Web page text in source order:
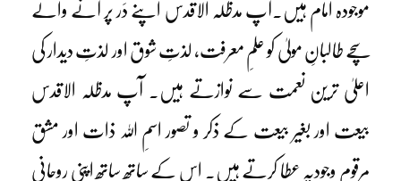
موجودہ امام ہیں۔آپ مدظلہ الاقدس اپنے دَر پر آنے والے
سچے طالبانِ مولیٰ کو علمِ معرفت، لذتِ شوق اور لذتِ دیدار کی
اعلیٰ ترین نعمت سے نوازتے ہیں۔ آپ مدظلہ الاقدس
بیعت اور بغیر بیعت کے ذکر و تصور اسمِ اللہ ذات اور مشق
مرقومِ وجودیہ عطا کرتے ہیں۔ اس کے ساتھ ساتھ اپنی روحانی